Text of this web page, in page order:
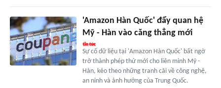
'Amazon Hàn Quốc' đẩy quan hệ
Mỹ - Hàn vào căng thẳng mới
Sự cố dữ liệu tại 'Amazon Hàn Quốc' bất ngờ
trở thành phép thử mới cho liên minh Mỹ -
Hàn, kéo theo những tranh cãi về công nghệ,
an ninh và ảnh hưởng của Trung Quốc.